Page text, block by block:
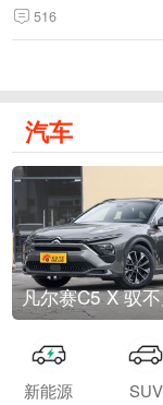
516
汽车
凡尔赛C5 X 驭
新能源 SUV